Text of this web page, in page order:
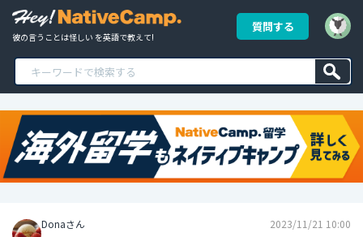
彼の言うことは怪しい を英語で教えて!
質問する
Donaさん 2023/11/21 10:00